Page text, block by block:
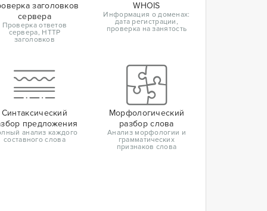
заголовков
сервера
Проверка ответов
сервера, HTTP
заголовков
WHOIS
Информация о доменах:
дата регистрации,
проверка на занятость
Синтаксический
предложения
анализ каждого
составного слова
Морфологический
разбор слова
Анализ морфологии и
грамматических
признаков слова